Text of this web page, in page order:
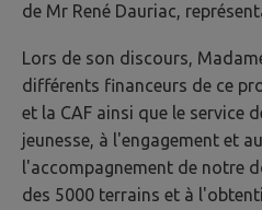
de Mr René Dauriac,
Lors de son discours,
différents financeurs de ce
et la CAF ainsi que le service
jeunesse, à l'engagement et
l'accompagnement de notre
des 5000 terrains et à